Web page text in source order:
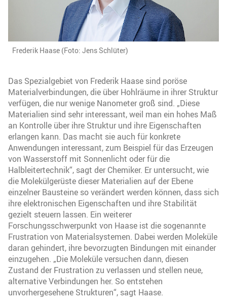
Frederik Haase (Foto: Jens Schlüter)
Das Spezialgebiet von Frederik Haase sind poröse
Materialverbindungen, die über Hohlräume in ihrer Struktur
verfügen, die nur wenige Nanometer groß sind. „Diese
Materialien sind sehr interessant, weil man ein hohes Maß
an Kontrolle über ihre Struktur und ihre Eigenschaften
erlangen kann. Das macht sie auch für konkrete
Anwendungen interessant, zum Beispiel für das Erzeugen
von Wasserstoff mit Sonnenlicht oder für die
Halbleitertechnik“, sagt der Chemiker. Er untersucht, wie
die Molekülgerüste dieser Materialien auf der Ebene
einzelner Bausteine so verändert werden können, dass sich
ihre elektronischen Eigenschaften und ihre Stabilität
gezielt steuern lassen. Ein weiterer
Forschungsschwerpunkt von Haase ist die sogenannte
Frustration von Materialsystemen. Dabei werden Moleküle
daran gehindert, ihre bevorzugten Bindungen mit einander
einzugehen. „Die Moleküle versuchen dann, diesen
Zustand der Frustration zu verlassen und stellen neue,
alternative Verbindungen her. So entstehen
unvorhergesehene Strukturen“, sagt Haase.